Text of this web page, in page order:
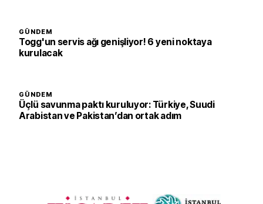
GÜNDEM
Togg'un servis ağı genişliyor! 6 yeni noktaya
kurulacak
GÜNDEM
Üçlü savunma paktı kuruluyor: Türkiye, Suudi
Arabistan ve Pakistan’dan ortak adım